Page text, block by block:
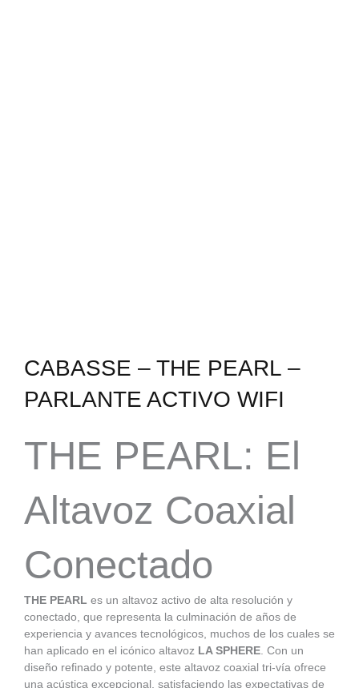
CABASSE – THE PEARL –
PARLANTE ACTIVO WIFI
THE PEARL: El
Altavoz Coaxial
Conectado
THE PEARL es un altavoz activo de alta resolución y
conectado, que representa la culminación de años de
experiencia y avances tecnológicos, muchos de los cuales se
han aplicado en el icónico altavoz LA SPHERE . Con un
diseño refinado y potente, este altavoz coaxial tri-vía ofrece
una acústica excepcional, satisfaciendo las expectativas de